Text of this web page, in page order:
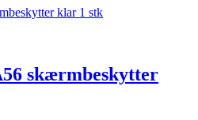
skærmbeskytter